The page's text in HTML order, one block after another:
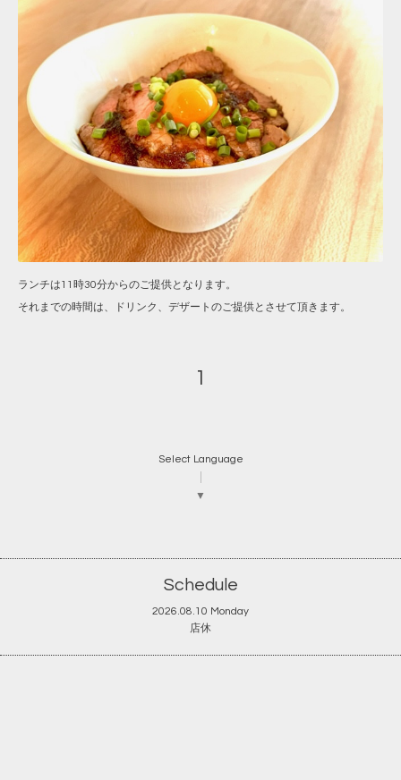
ランチは11時30分からのご提供となります。
それまでの時間は、ドリンク、デザートのご提供とさせて頂きます。
1
Select Language
▼
Schedule
2026.08.10 Monday
店休